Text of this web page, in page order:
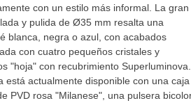
con un estilo más informal. La gran
y pulida de Ø35 mm resalta una
blanca, negra o azul, con acabados
con cuatro pequeños cristales y
"hoja" con recubrimiento
está actualmente disponible con una caja
PVD rosa "Milanese", una pulsera